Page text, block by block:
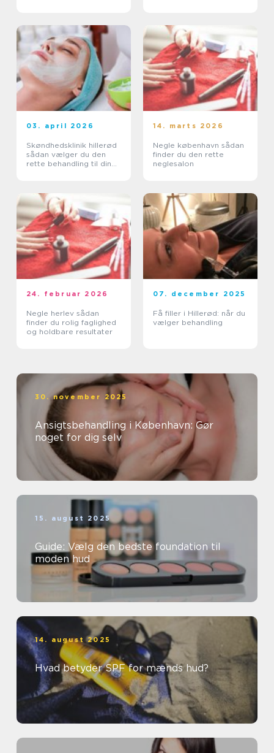
03. april 2026
Skøndhedsklinik hillerød
sådan vælger du den
rette behandling til din
14. marts 2026
Negle københavn sådan
finder du den rette
neglesalon
24. februar 2026
Negle herlev sådan
finder du rolig faglighed
og holdbare resultater
07. december 2025
Få filler i Hillerød: når du
vælger behandling
30. november 2025
Ansigtsbehandling i København: Gør
noget for dig selv
15. august 2025
Guide: Vælg den bedste foundation til
moden hud
14. august 2025
Hvad betyder SPF for mænds hud?